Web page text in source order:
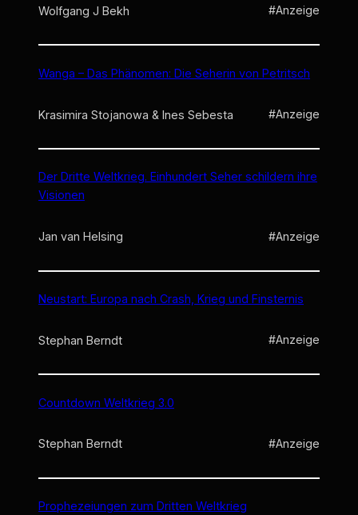
Wolfgang J Bekh #Anzeige
Wanga – Das Phänomen: Die Seherin von Petritsch
Krasimira Stojanowa & Ines Sebesta #Anzeige
Der Dritte Weltkrieg. Einhundert Seher schildern ihre
Visionen
Jan van Helsing #Anzeige
Neustart: Europa nach Crash, Krieg und Finsternis
Stephan Berndt #Anzeige
Countdown Weltkrieg 3.0
Stephan Berndt #Anzeige
Prophezeiungen zum Dritten Weltkrieg